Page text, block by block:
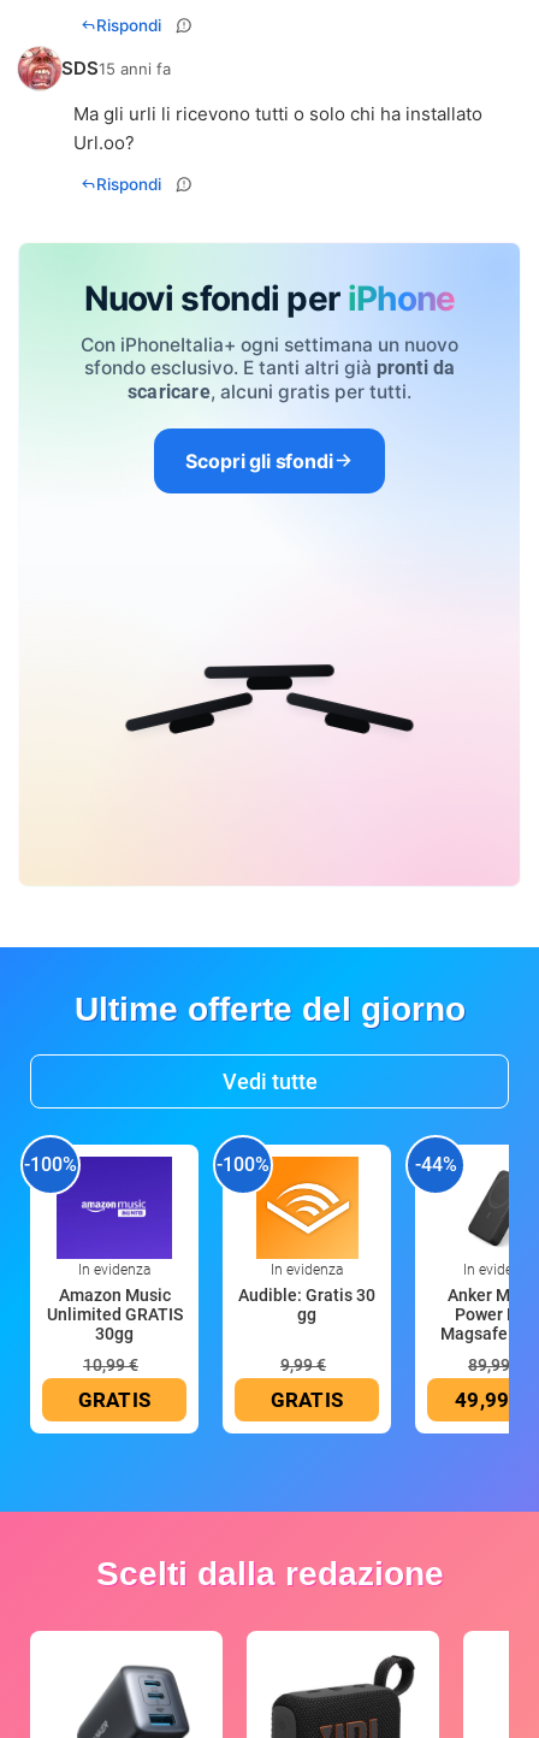
Rispondi
SDS15 anni fa
Ma gli urli li ricevono tutti o solo chi ha installato
Url.oo?
Rispondi
Nuovi sfondi per iPhone
Con iPhoneItalia+ ogni settimana un nuovo
sfondo esclusivo. E tanti altri già pronti da
scaricare, alcuni gratis per tutti.
Scopri gli sfondi
Ultime offerte del giorno
Vedi tutte
-100%
In evidenza
Amazon Music
Unlimited GRATIS
30gg
10,99 €
GRATIS
-100%
In evidenza
Audible: Gratis 30
gg
9,99 €
GRATIS
-44%
In evidenza
Anker
Power
Magsafe
89,99 €
49,99 €
Scelti dalla redazione